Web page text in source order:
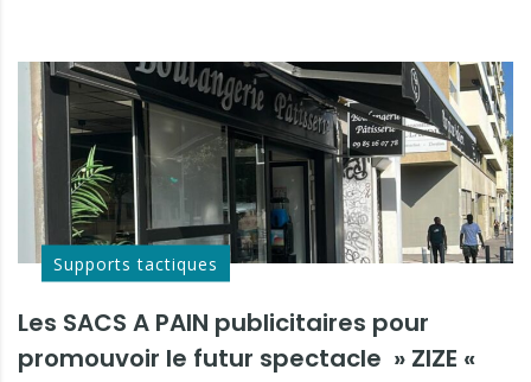
Supports tactiques
Les SACS A PAIN publicitaires pour
promouvoir le futur spectacle » ZIZE «